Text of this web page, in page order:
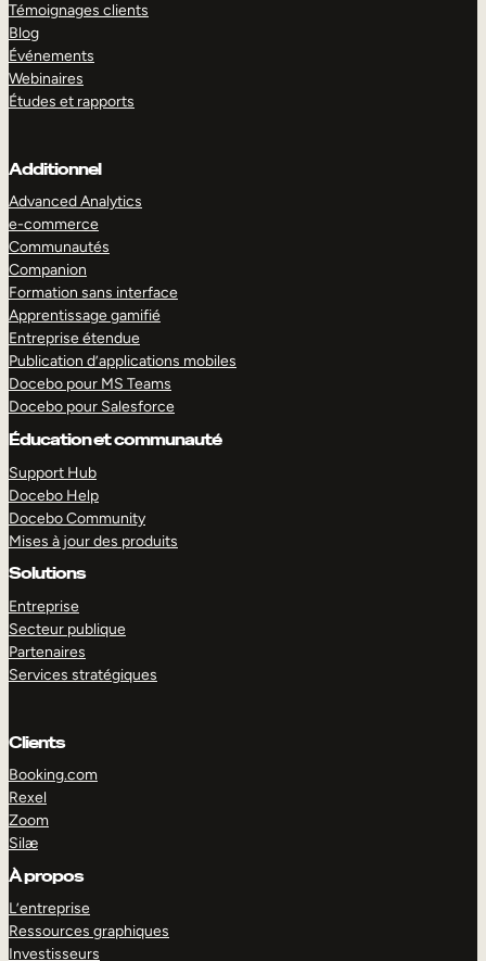
Témoignages clients
Blog
Événements
Webinaires
Études et rapports
Additionnel
Advanced Analytics
e-commerce
Communautés
Companion
Formation sans interface
Apprentissage gamifié
Entreprise étendue
Publication d’applications mobiles
Docebo pour MS Teams
Docebo pour Salesforce
Éducation et communauté
Support Hub
Docebo Help
Docebo Community
Mises à jour des produits
Solutions
Entreprise
Secteur publique
Partenaires
Services stratégiques
Clients
Booking.com
Rexel
Zoom
Silæ
À propos
L’entreprise
Ressources graphiques
Investisseurs